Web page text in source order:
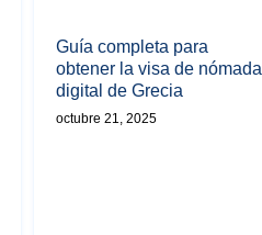
Guía completa para
obtener la visa de nómada
digital de Grecia
octubre 21, 2025